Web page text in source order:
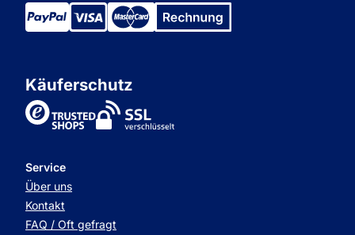
Käuferschutz
TrustedShops
Service
Über uns
Kontakt
FAQ / Oft gefragt